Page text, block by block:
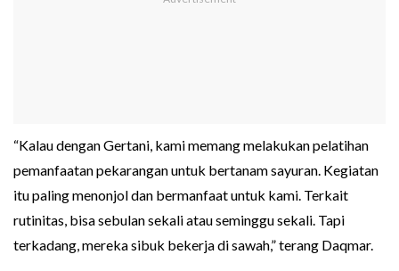
“Kalau dengan Gertani, kami memang melakukan pelatihan
pemanfaatan pekarangan untuk bertanam sayuran. Kegiatan
itu paling menonjol dan bermanfaat untuk kami. Terkait
rutinitas, bisa sebulan sekali atau seminggu sekali. Tapi
terkadang, mereka sibuk bekerja di sawah,” terang Daqmar.